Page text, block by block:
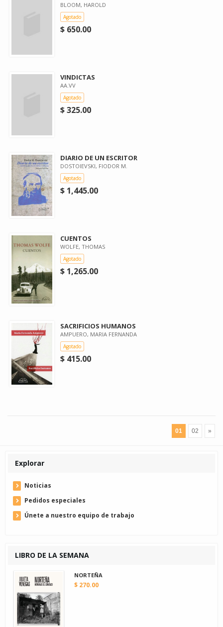
BLOOM, HAROLD
Agotado
$ 650.00
VINDICTAS
AA.VV
Agotado
$ 325.00
DIARIO DE UN ESCRITOR
DOSTOIEVSKI, FIODOR M.
Agotado
$ 1,445.00
CUENTOS
WOLFE, THOMAS
Agotado
$ 1,265.00
SACRIFICIOS HUMANOS
AMPUERO, MARIA FERNANDA
Agotado
$ 415.00
01 02 »
Explorar
Noticias
Pedidos especiales
Únete a nuestro equipo de trabajo
LIBRO DE LA SEMANA
NORTEÑA
$ 270.00